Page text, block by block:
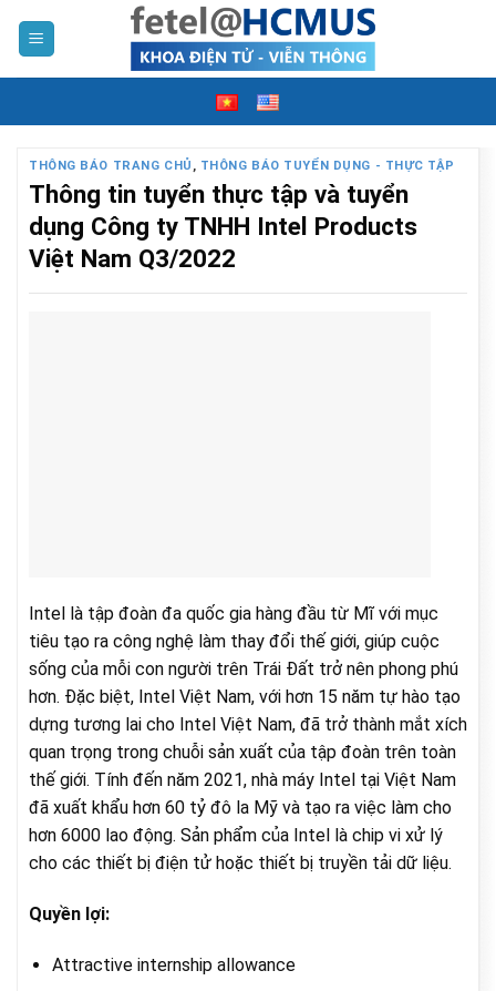
THÔNG BÁO TRANG CHỦ , THÔNG BÁO TUYỂN DỤNG - THỰC TẬP
Thông tin tuyển thực tập và tuyển
dụng Công ty TNHH Intel Products
Việt Nam Q3/2022
Intel là tập đoàn đa quốc gia hàng đầu từ Mĩ với mục
tiêu tạo ra công nghệ làm thay đổi thế giới, giúp cuộc
sống của mỗi con người trên Trái Đất trở nên phong phú
hơn. Đặc biệt, Intel Việt Nam, với hơn 15 năm tự hào tạo
dựng tương lai cho Intel Việt Nam, đã trở thành mắt xích
quan trọng trong chuỗi sản xuất của tập đoàn trên toàn
thế giới. Tính đến năm 2021, nhà máy Intel tại Việt Nam
đã xuất khẩu hơn 60 tỷ đô la Mỹ và tạo ra việc làm cho
hơn 6000 lao động. Sản phẩm của Intel là chip vi xử lý
cho các thiết bị điện tử hoặc thiết bị truyền tải dữ liệu.
Quyền lợi:
Attractive internship allowance